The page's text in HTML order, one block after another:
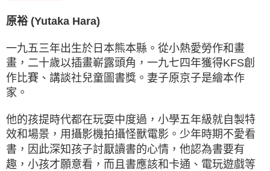
原裕 (Yutaka Hara)
一九五三年出生於日本熊本縣。從小熱愛勞作和畫
畫，二十歲以插畫嶄露頭角，一九七四年獲得KFS創
作比賽、講談社兒童圖書獎。妻子原京子是繪本作
家。
他的孩提時代都在玩耍中度過，小學五年級就自製特
效和場景，用攝影機拍攝怪獸電影。少年時期不愛看
書，因此深知孩子討厭讀書的心情，他認為書要有
趣，小孩才願意看，而且書應該和卡通、電玩遊戲等